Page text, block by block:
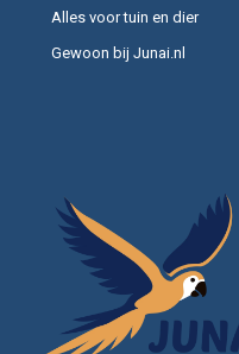
Alles voor tuin en dier
Gewoon bij Junai.nl